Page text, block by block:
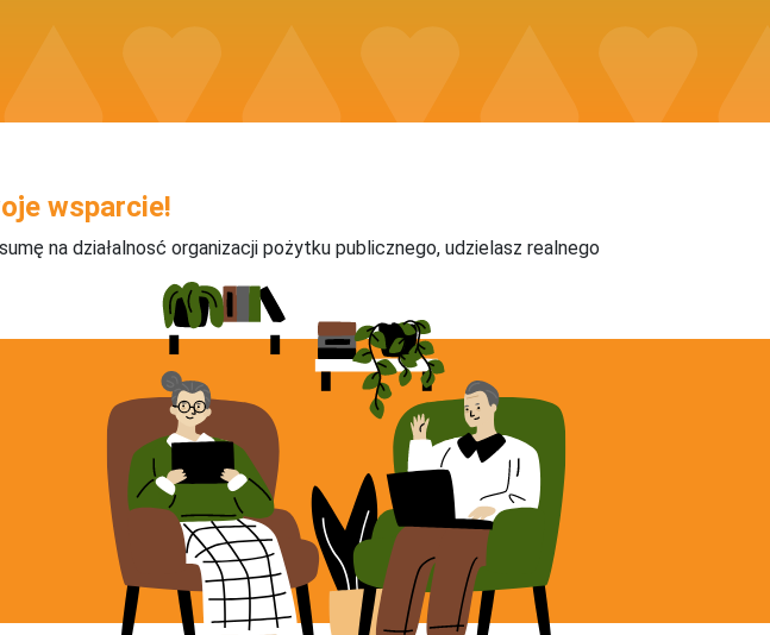
wsparcie!
na działalnosć organizacji pożytku publicznego, udzielasz realnego